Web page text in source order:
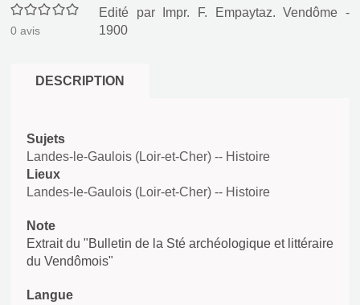
0/5
0 avis
Edité par
Impr. F. Empaytaz. Vendôme -
1900
DESCRIPTION
Sujets
Landes-le-Gaulois (Loir-et-Cher) -- Histoire
Lieux
Landes-le-Gaulois (Loir-et-Cher) -- Histoire
Note
Extrait du "Bulletin de la Sté archéologique et littéraire
du Vendômois"
Langue